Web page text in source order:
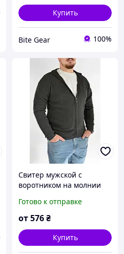
Купить
Bite Gear 100%
Свитер мужской с
воротником на молнии
вязанная Wandeng
(Венгрия) Черный цвет L
Готово к отправке
от576₴
Купить